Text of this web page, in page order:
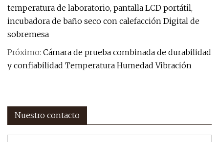
temperatura de laboratorio, pantalla LCD portátil,
incubadora de baño seco con calefacción Digital de
sobremesa
Próximo: Cámara de prueba combinada de durabilidad
y confiabilidad Temperatura Humedad Vibración
Nuestro contacto